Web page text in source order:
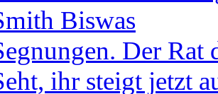
Biswas
Der
ihr steigt jetzt